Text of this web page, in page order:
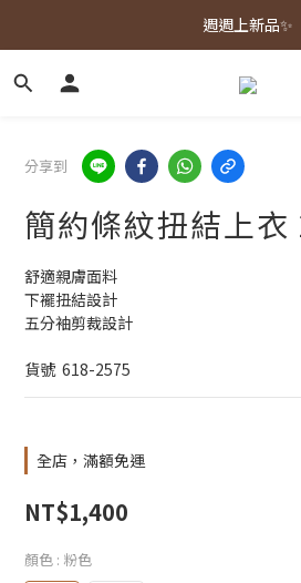
春夏新品上市🌿
週週上新品✨
春夏新品上市🌿
分享到
簡約條紋扭結上衣
舒適親膚面料
下襬扭結設計
五分袖剪裁設計
貨號  618-2575
全店，滿額免運
NT$1,400
顏色 : 粉色